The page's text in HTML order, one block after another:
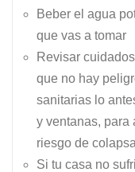
Beber el agua
que vas a tomar
Revisar
que no hay
sanitarias lo
y ventanas, para
riesgo de
Si tu casa no